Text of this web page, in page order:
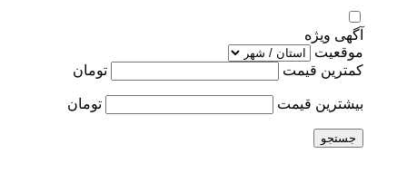
آگهی ویژه
موقعیت
کمترین قیمت
تومان
بیشترین قیمت تومان
جستجو